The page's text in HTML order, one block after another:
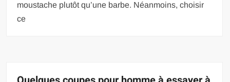
moustache plutôt qu’une barbe. Néanmoins, choisir
ce